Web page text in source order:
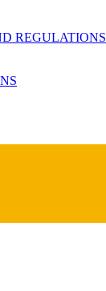
REGULATIONS